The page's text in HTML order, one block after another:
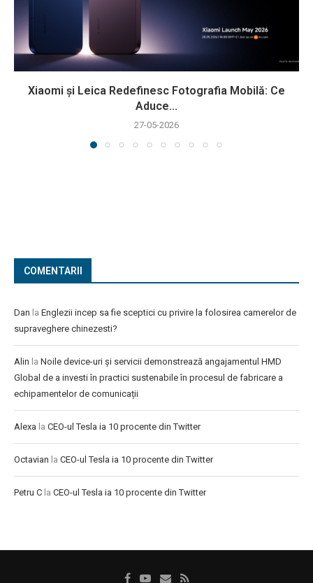
Xiaomi și Leica Redefinesc Fotografia Mobilă: Ce
Aduce...
27-05-2026
COMENTARII
Dan la Englezii incep sa fie sceptici cu privire la folosirea camerelor de
supraveghere chinezesti?
Alin la Noile device-uri și servicii demonstrează angajamentul HMD
Global de a investi în practici sustenabile în procesul de fabricare a
echipamentelor de comunicații
Alexa la CEO-ul Tesla ia 10 procente din Twitter
Octavian la CEO-ul Tesla ia 10 procente din Twitter
Petru C la CEO-ul Tesla ia 10 procente din Twitter